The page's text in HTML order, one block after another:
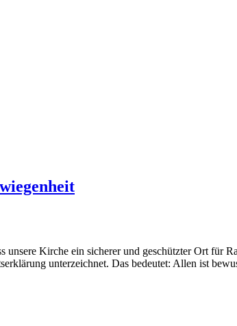
unsere Kirche ein sicherer und geschützter Ort für
unterzeichnet. Das bedeutet: Allen ist